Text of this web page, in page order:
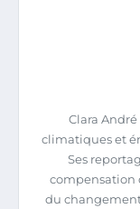
Clara
climatiques et
Ses
compensation
du